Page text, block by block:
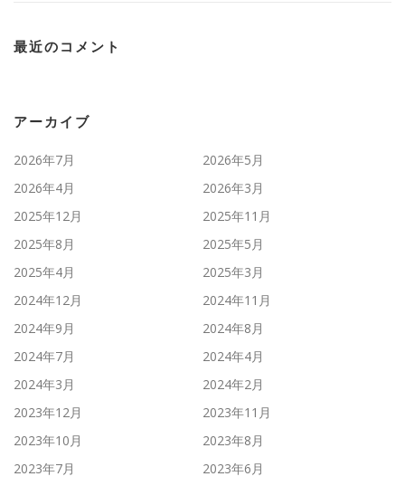
最近のコメント
アーカイブ
2026年7月
2026年5月
2026年4月
2026年3月
2025年12月
2025年11月
2025年8月
2025年5月
2025年4月
2025年3月
2024年12月
2024年11月
2024年9月
2024年8月
2024年7月
2024年4月
2024年3月
2024年2月
2023年12月
2023年11月
2023年10月
2023年8月
2023年7月
2023年6月